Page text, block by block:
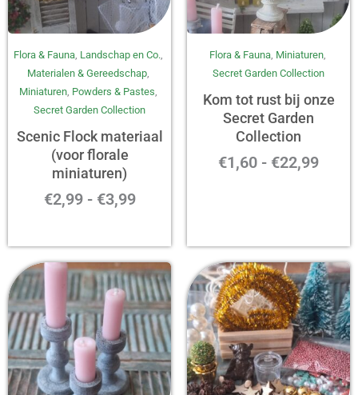
Flora & Fauna, Landschap en Co.,
Materialen & Gereedschap,
Miniaturen, Powders & Pastes,
Secret Garden Collection
Scenic Flock materiaal
(voor florale
miniaturen)
€2,99 - €3,99
€2,99
tot
€3,99
Flora & Fauna, Miniaturen,
Secret Garden Collection
Kom tot rust bij onze
Secret Garden
Collection
€1,60 - €22,99
€1,60
tot